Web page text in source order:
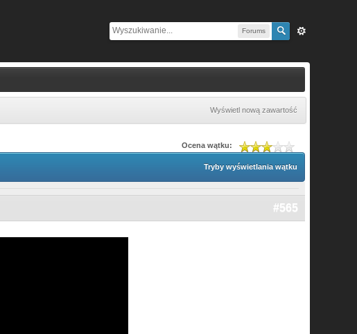
Forums
Wyświetl nową zawartość
Ocena wątku:
Tryby wyświetlania wątku
#565